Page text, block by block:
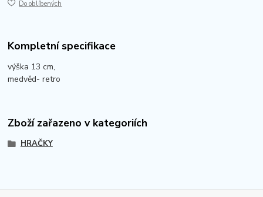
Do oblíbených
Kompletní specifikace
výška 13 cm,
medvěd- retro
Zboží zařazeno v kategoriích
HRAČKY